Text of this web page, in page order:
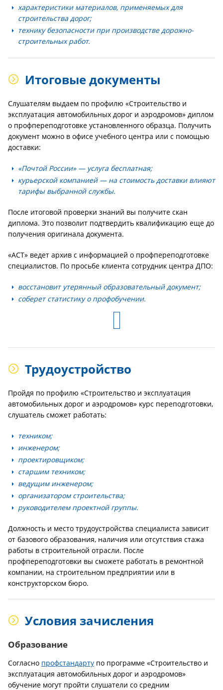
характеристики материалов, применяемых для
строительства дорог;
технику безопасности при производстве дорожно-
строительных работ.
Итоговые документы
Слушателям выдаем по профилю «Строительство и
эксплуатация автомобильных дорог и аэродромов» диплом
о профпереподготовке установленного образца. Получить
документ можно в офисе учебного центра или с помощью
доставки:
«Почтой России» — услуга бесплатная;
курьерской компанией — на стоимость доставки влияют
тарифы выбранной службы.
После итоговой проверки знаний вы получите скан
диплома. Это позволит подтвердить квалификацию еще до
получения оригинала документа.
«АСТ» ведет архив с информацией о профпереподготовке
специалистов. По просьбе клиента сотрудник центра ДПО:
восстановит утерянный образовательный документ;
соберет статистику о профобучении.
Трудоустройство
Пройдя по профилю «Строительство и эксплуатация
автомобильных дорог и аэродромов» курс переподготовки,
слушатель сможет работать:
техником;
инженером;
проектировщиком;
старшим техником;
ведущим инженером;
организатором строительства;
руководителем проектной группы.
Должность и место трудоустройства специалиста зависит
от базового образования, наличия или отсутствия стажа
работы в строительной отрасли. После
профпереподготовки вы сможете работать в ремонтной
компании, на строительном предприятии или в
конструкторском бюро.
Условия зачисления
Образование
Согласно профстандарту по программе «Строительство и
эксплуатация автомобильных дорог и аэродромов»
обучение могут пройти слушатели со средним